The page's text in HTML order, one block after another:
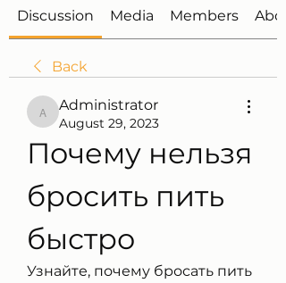
Discussion Media Members
Back
Administrator
Administrator
August 29, 2023
Почему нельзя
бросить пить
быстро
Узнайте, почему бросать пить